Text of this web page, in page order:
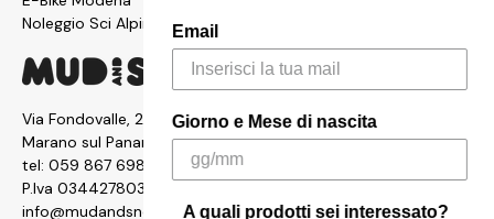
Noleggio Sci Alpinismo
Via Fondovalle, 2876, 41054
Marano sul Panaro MO
tel: 059 867 6987
P.Iva 03442780361
info@mudandsnow.com
Email
Giorno e Mese di nascita
A quali prodotti sei interessato?